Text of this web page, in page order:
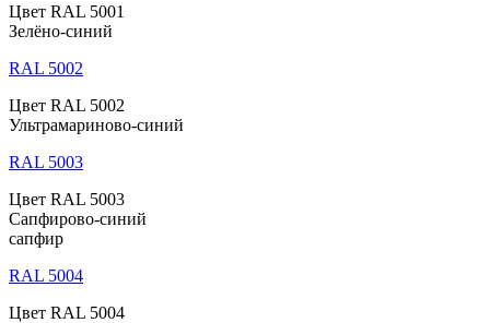
Цвет RAL 5001
Зелёно-синий
RAL 5002
Цвет RAL 5002
Ультрамариново-синий
RAL 5003
Цвет RAL 5003
Сапфирово-синий
сапфир
RAL 5004
Цвет RAL 5004